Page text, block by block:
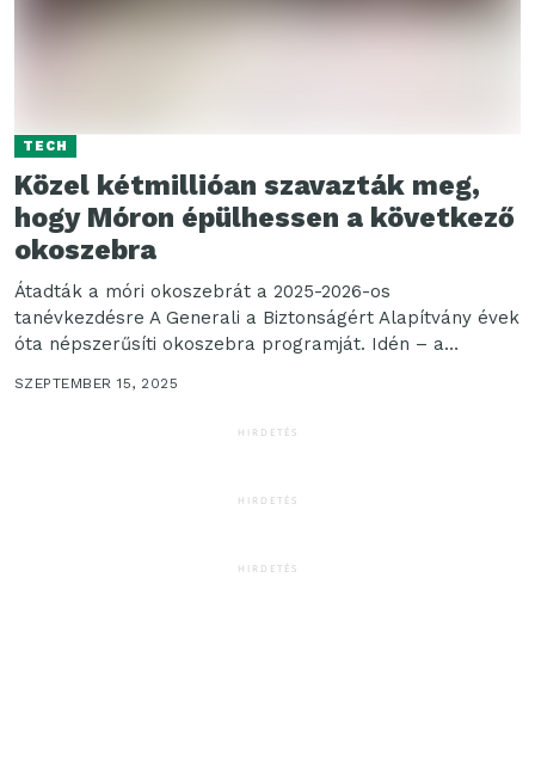
TECH
Közel kétmillióan szavazták meg,
hogy Móron épülhessen a következő
okoszebra
Átadták a móri okoszebrát a 2025-2026-os
tanévkezdésre A Generali a Biztonságért Alapítvány évek
óta népszerűsíti okoszebra programját. Idén – a
SZEPTEMBER 15, 2025
HIRDETÉS
HIRDETÉS
HIRDETÉS